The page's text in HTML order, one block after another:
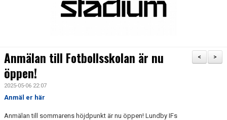
HISINGSCUPEN
KLUBBSHOP
FÖRENINGSAKTIVITETER
>
<
Anmälan till Fotbollsskolan är nu
öppen!
2025-05-06 22:07
Anmäl er här
Anmälan till sommarens höjdpunkt är nu öppen! Lundby IFs